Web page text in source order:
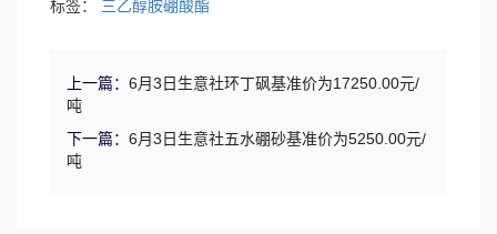
标签： 三乙醇胺硼酸酯
上一篇： 6月3日生意社环丁砜基准价为17250.00元/
吨
下一篇： 6月3日生意社五水硼砂基准价为5250.00元/
吨